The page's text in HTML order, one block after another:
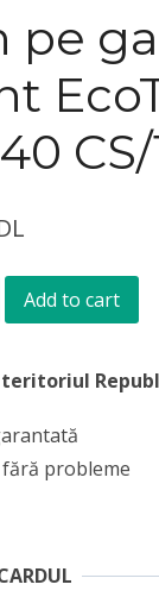
pe
CS/
Add to cart
probleme